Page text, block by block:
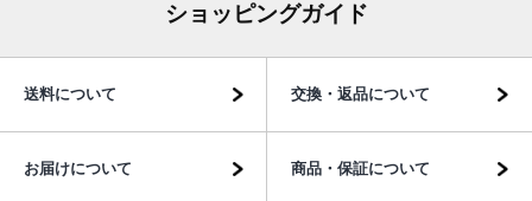
ショッピングガイド
送料について 交換・返品について
お届けについて 商品・保証について